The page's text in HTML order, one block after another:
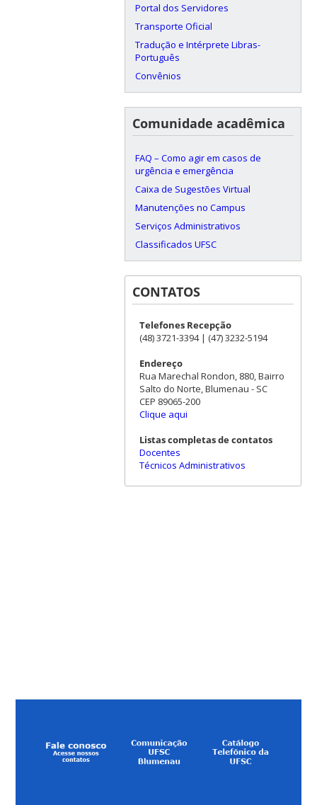
Portal dos Servidores
Transporte Oficial
Tradução e Intérprete Libras-
Português
Convênios
Comunidade acadêmica
FAQ – Como agir em casos de
urgência e emergência
Caixa de Sugestões Virtual
Manutenções no Campus
Serviços Administrativos
Classificados UFSC
CONTATOS
Telefones Recepção
(48) 3721-3394 | (47) 3232-5194
Endereço
Rua Marechal Rondon, 880, Bairro
Salto do Norte, Blumenau - SC
CEP 89065-200
Clique aqui
Listas completas de contatos
Docentes
Técnicos Administrativos